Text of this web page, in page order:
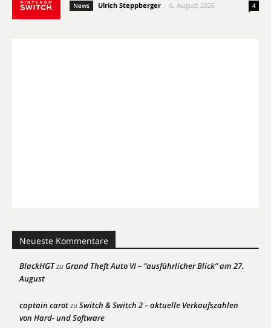
News Ulrich Steppberger 6. August 2026 4
Neueste Kommentare
BlackHGTzuGrand Theft Auto VI – “ausführlicher Blick” am 27.
August
captain carotzuSwitch & Switch 2 – aktuelle Verkaufszahlen
von Hard- und Software